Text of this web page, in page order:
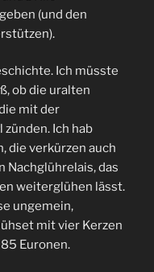
(und den
Ich müsste
ob die uralten
mit der
Ich hab
die verkürzen auch
Nachglührelais, das
weiterglühen lässt.
ungemein,
mit vier Kerzen
Euronen.